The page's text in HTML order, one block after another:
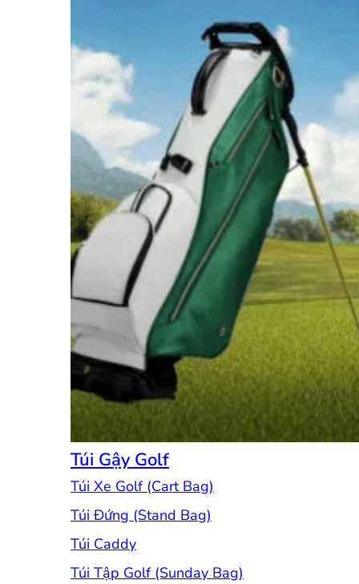
Túi Gậy Golf
Túi Xe Golf (Cart Bag)
Túi Đứng (Stand Bag)
Túi Caddy
Túi Tập Golf (Sunday Bag)